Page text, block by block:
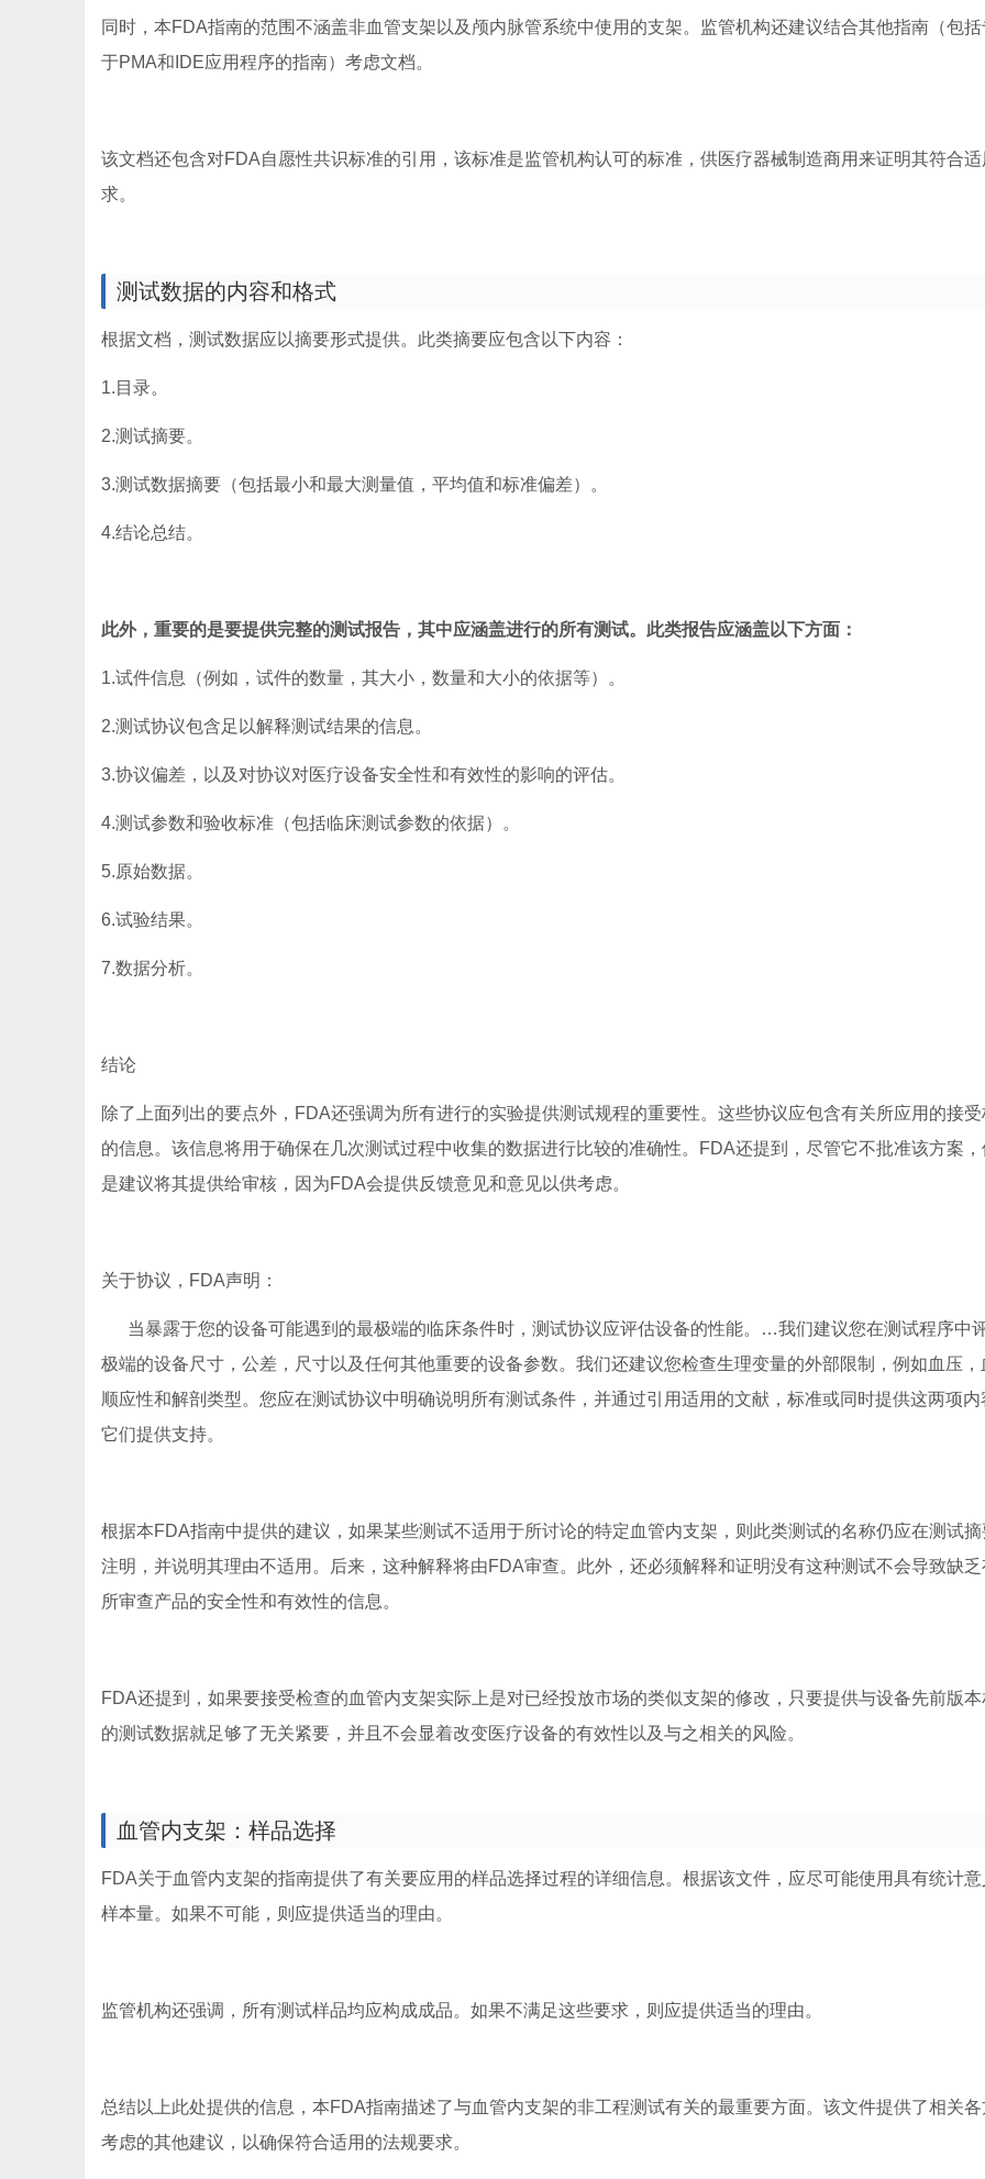
同时，本FDA指南的范围不涵盖非血管支架以及颅内脉管系统中使用的支架。监管机构还建议结合其他指南（包括
于PMA和IDE应用程序的指南）考虑文档。
该文档还包含对FDA自愿性共识标准的引用，该标准是监管机构认可的标准，供医疗器械制造商用来证明其符合
求。
测试数据的内容和格式
根据文档，测试数据应以摘要形式提供。此类摘要应包含以下内容：
1.目录。
2.测试摘要。
3.测试数据摘要（包括最小和最大测量值，平均值和标准偏差）。
4.结论总结。
此外，重要的是要提供完整的测试报告，其中应涵盖进行的所有测试。此类报告应涵盖以下方面：
1.试件信息（例如，试件的数量，其大小，数量和大小的依据等）。
2.测试协议包含足以解释测试结果的信息。
3.协议偏差，以及对协议对医疗设备安全性和有效性的影响的评估。
4.测试参数和验收标准（包括临床测试参数的依据）。
5.原始数据。
6.试验结果。
7.数据分析。
结论
除了上面列出的要点外，FDA还强调为所有进行的实验提供测试规程的重要性。这些协议应包含有关所应用的接
的信息。该信息将用于确保在几次测试过程中收集的数据进行比较的准确性。FDA还提到，尽管它不批准该方案
是建议将其提供给审核，因为FDA会提供反馈意见和意见以供考虑。
关于协议，FDA声明：
当暴露于您的设备可能遇到的最极端的临床条件时，测试协议应评估设备的性能。…我们建议您在测试程序中
极端的设备尺寸，公差，尺寸以及任何其他重要的设备参数。我们还建议您检查生理变量的外部限制，例如血压，
顺应性和解剖类型。您应在测试协议中明确说明所有测试条件，并通过引用适用的文献，标准或同时提供这两项内
它们提供支持。
根据本FDA指南中提供的建议，如果某些测试不适用于所讨论的特定血管内支架，则此类测试的名称仍应在测试摘
注明，并说明其理由不适用。后来，这种解释将由FDA审查。此外，还必须解释和证明没有这种测试不会导致缺乏
所审查产品的安全性和有效性的信息。
FDA还提到，如果要接受检查的血管内支架实际上是对已经投放市场的类似支架的修改，只要提供与设备先前版本
的测试数据就足够了无关紧要，并且不会显着改变医疗设备的有效性以及与之相关的风险。
血管内支架：样品选择
FDA关于血管内支架的指南提供了有关要应用的样品选择过程的详细信息。根据该文件，应尽可能使用具有统计意
样本量。如果不可能，则应提供适当的理由。
监管机构还强调，所有测试样品均应构成成品。如果不满足这些要求，则应提供适当的理由。
总结以上此处提供的信息，本FDA指南描述了与血管内支架的非工程测试有关的最重要方面。该文件提供了相关
考虑的其他建议，以确保符合适用的法规要求。